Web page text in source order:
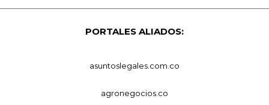
PORTALES ALIADOS:
asuntoslegales.com.co
agronegocios.co